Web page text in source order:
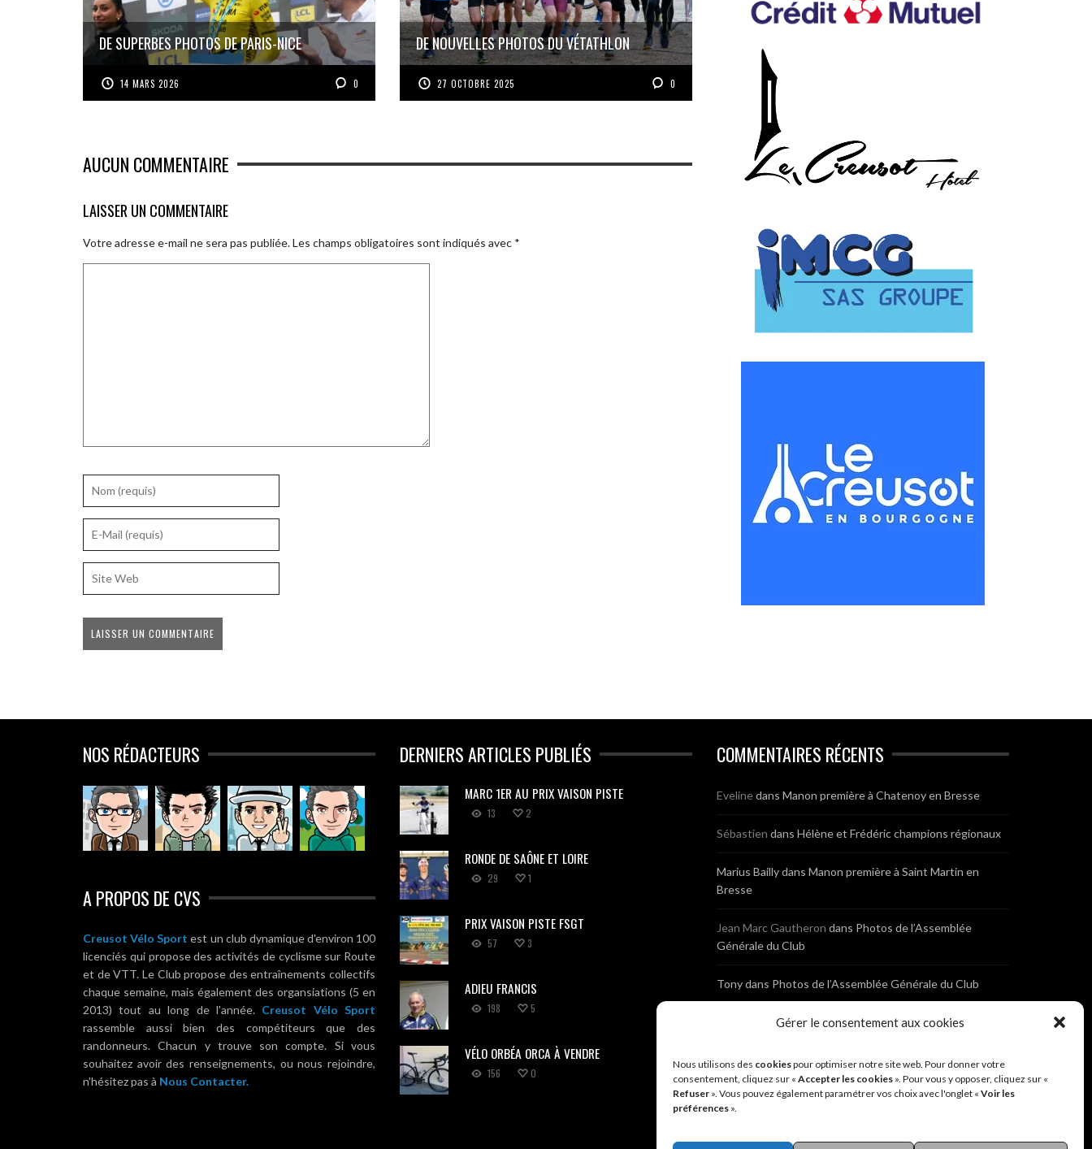
Gérer le consentement aux cookies
Nous utilisons des cookiespour optimiser notre site web. Pour donner votre
consentement, cliquez sur « Accepter les cookies ». Pour vous y opposer, cliquez sur «
Refuser ». Vous pouvez également paramétrer vos choix avec l'onglet « Voir les
préférences ».
DE SUPERBES PHOTOS DE PARIS-NICE
14 MARS 2026 0
DE NOUVELLES PHOTOS DU VÉTATHLON
27 OCTOBRE 2025 0
AUCUN COMMENTAIRE
LAISSER UN COMMENTAIRE
Votre adresse e-mail ne sera pas publiée.Les champs obligatoires sont indiqués avec *
NOS RÉDACTEURS
A PROPOS DE CVS
Creusot Vélo Sport est un club dynamique d'environ 100
licenciés qui propose des activités de cyclisme sur Route
et de VTT. Le Club propose des entraînements collectifs
chaque semaine, mais également des organsiations (5 en
2013) tout au long de l'année. Creusot Vélo Sport
rassemble aussi bien des compétiteurs que des
randonneurs. Chacun y trouve son compte. Si vous
souhaitez avoir des renseignements, ou nous rejoindre,
n'hésitez pas à Nous Contacter.
DERNIERS ARTICLES PUBLIÉS
MARC 1ER AU PRIX VAISON PISTE
13 2
RONDE DE SAÔNE ET LOIRE
29 1
PRIX VAISON PISTE FSGT
57 3
ADIEU FRANCIS
198 5
VÉLO ORBÉA ORCA À VENDRE
156 0
COMMENTAIRES RÉCENTS
Evelinedans Manon première à Chatenoy en Bresse
Sébastien dans Hélène et Frédéric champions régionaux
Marius Baillydans Manon première à Saint Martin en
Bresse
Jean Marc Gautheron dans Photos de l’Assemblée
Générale du Club
Tonydans Photos de l’Assemblée Générale du Club
dansCyclocross de Brochon (21)
BreniauxdansCyclocross de Brochon (21)
AnonymedansDiététique Nutrition 71 – Cécile Guyon
Robert